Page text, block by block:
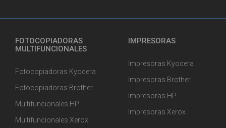
FOTOCOPIADORAS
MULTIFUNCIONALES
Fotocopiadoras Kyocera
Fotocopiadoras Brother
Multifuncionales HP
Multifuncionales Xerox
IMPRESORAS
Impresoras Kyocera
Impresoras Brother
Impresoras HP
Impresoras Xerox